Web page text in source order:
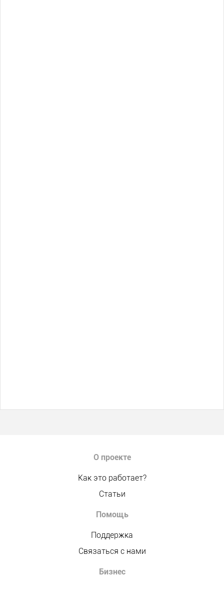
О проекте
Как это работает?
Статьи
Помощь
Поддержка
Связаться с нами
Бизнес